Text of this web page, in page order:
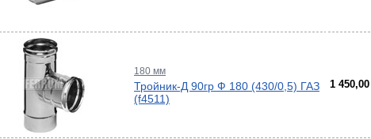
180 мм
Тройник-Д 90гр Ф 180 (430/0,5) ГАЗ
(f4511)
1 450,00